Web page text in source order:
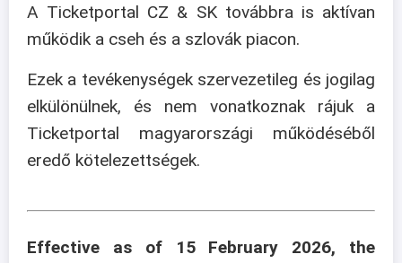
A Ticketportal CZ & SK továbbra is aktívan
működik a cseh és a szlovák piacon.
Ezek a tevékenységek szervezetileg és jogilag
elkülönülnek, és nem vonatkoznak rájuk a
Ticketportal magyarországi működéséből
eredő kötelezettségek.
Effective as of 15 February 2026, the